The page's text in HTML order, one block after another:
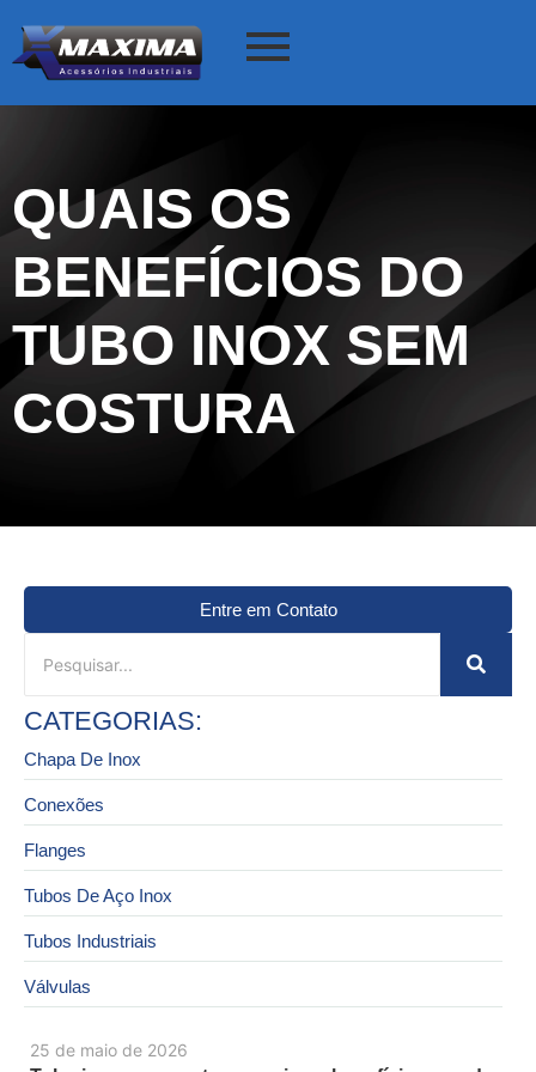
QUAIS OS
BENEFÍCIOS DO
TUBO INOX SEM
COSTURA
25 de maio de 2026
Entre em Contato
CATEGORIAS:
Chapa De Inox
Conexões
Flanges
Tubos De Aço Inox
Tubos Industriais
Válvulas